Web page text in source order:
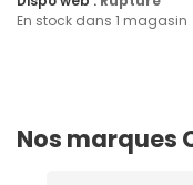
En stock dans 1 magasin
Nos marques